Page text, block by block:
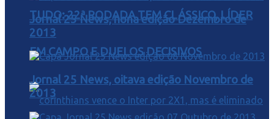
TUDO: 22ª RODADA TEM CLÁSSICO, LÍDER
EM CAMPO E DUELOS DECISIVOS
Jornal 25 News, nona edição Dezembro de
2013
Jornal 25 News, oitava edição Novembro de
2013